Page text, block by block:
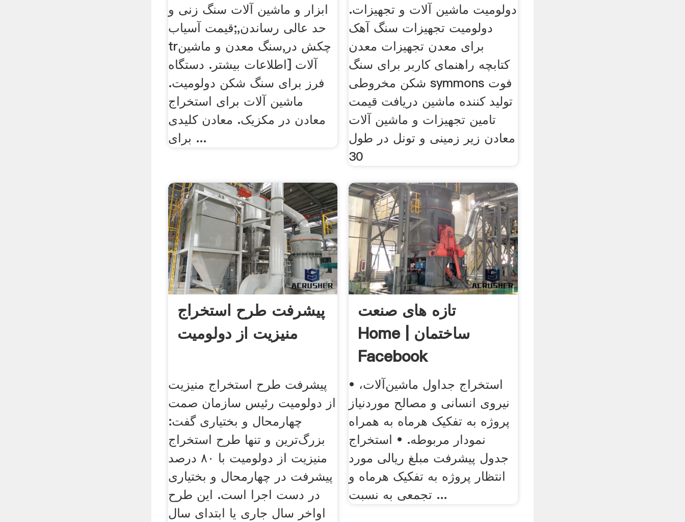
ابزار و ماشین آلات سنگ زنی و
حد عالی رساندن,;قیمت آسیاب
trچکش در,سنگ معدن و ماشین
آلات [اطلاعات بیشتر. دستگاه
فرز برای سنگ شکن دولومیت.
ماشین آلات برای استخراج
معادن در مکزیک. معادن کلیدی
برای ...
دولومیت ماشین آلات و تجهیزات.
دولومیت تجهیزات سنگ آهک
برای معدن تجهیزات معدن
کتابچه راهنمای کاربر برای سنگ
شکن مخروطی symmons فوت
تولید کننده ماشین دریافت قیمت
تامین تجهیزات و ماشین آلات
معادن زیر زمینی و تونل در طول
30
پیشرفت طرح استخراج
منیزیت از دولومیت
پیشرفت طرح استخراج منیزیت
از دولومیت رئیس سازمان صمت
چهارمحال و بختیاری گفت:
بزرگ‌ترین و تنها طرح استخراج
منیزیت از دولومیت با ۸۰ درصد
پیشرفت در چهارمحال و بختیاری
در دست اجرا است. این طرح
اواخر سال ‌جاری یا ابتدای سال
‫تازه های صنعت
ساختمان Home |
Facebook‬
• استخراج جداول ماشین‌آلات،
نیروی انسانی و مصالح موردنیاز
پروژه به تفکیک هرماه به همراه
نمودار مربوطه. • استخراج
جدول پیشرفت مبلغ ریالی مورد
انتظار پروژه به تفکیک هرماه و
تجمعی به نسبت ...